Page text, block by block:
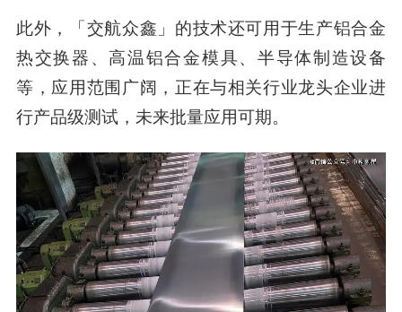
此外，「交航众鑫」的技术还可用于生产铝合金
热交换器、高温铝合金模具、半导体制造设备
等，应用范围广阔，正在与相关行业龙头企业进
行产品级测试，未来批量应用可期。